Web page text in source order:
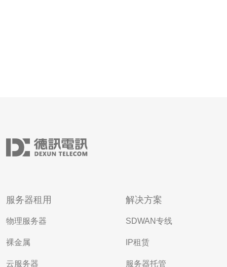
服务器租用
物理服务器
裸金属
云服务器
解决方案
SDWAN专线
IP租赁
服务器托管